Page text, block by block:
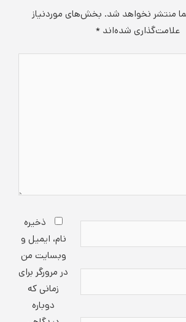
منتشر نخواهد شد. بخش‌های موردنیاز
علامت‌گذاری شده‌اند*
ذخیره
نام، ایمیل و
وبسایت من
در مرورگر برای
زمانی که
دوباره